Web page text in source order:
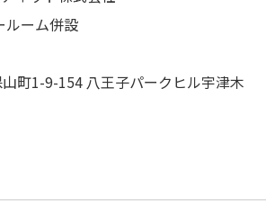
ルーム併設
町1-9-154 八王子パークヒル宇津木